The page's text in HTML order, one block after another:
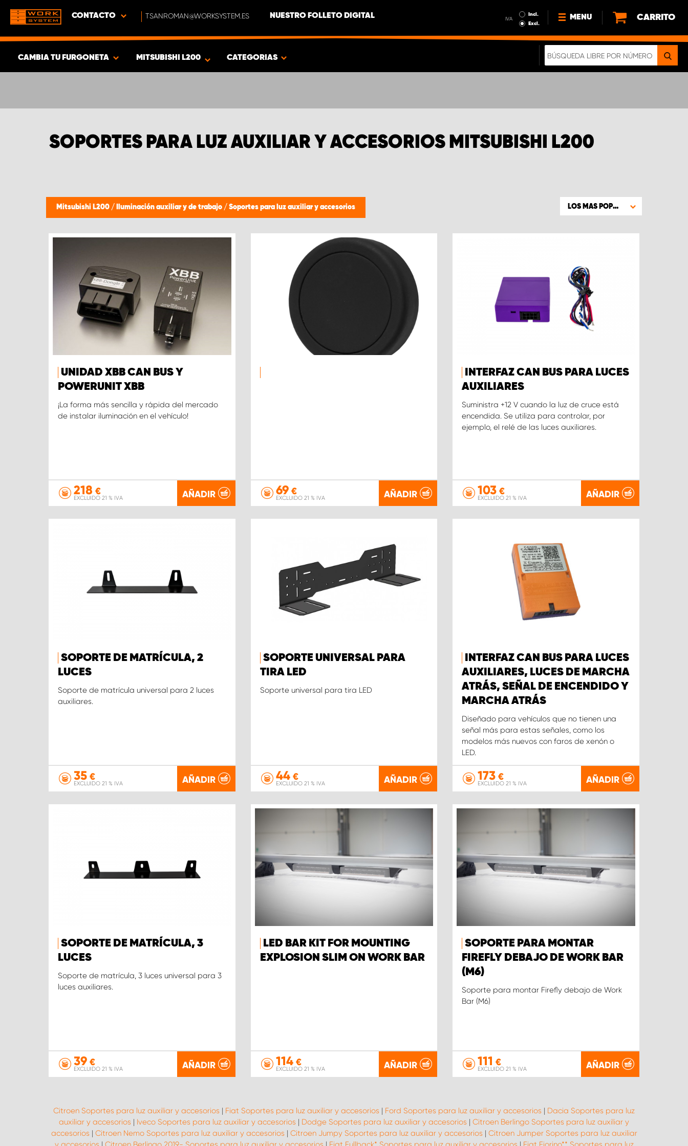
CONTACTO TSANROMAN@WORKSYSTEM.ES NUESTRO FOLLETO DIGITAL IVA
Incl.
Excl.
MENU
NOTICIAS
CARRITO
CAMBIA TU FURGONETA
PRODUCTOS
MITSUBISHI L200 CATEGORIAS
SOPORTES PARA LUZ AUXILIAR Y ACCESORIOS MITSUBISHI L200
Mitsubishi L200 / Iluminación auxiliar y de trabajo / Soportes para luz auxiliar y accesorios LOS MAS POPULARES
UNIDAD XBB CAN BUS Y
POWERUNIT XBB
¡La forma más sencilla y rápida del mercado
de instalar iluminación en el vehículo!
218 €
EXCLUIDO 21 % IVA AÑADIR 69€
EXCLUIDO 21 % IVA AÑADIR
INTERFAZ CAN BUS PARA LUCES
AUXILIARES
Suministra +12 V cuando la luz de cruce está
encendida. Se utiliza para controlar, por
ejemplo, el relé de las luces auxiliares.
103 €
EXCLUIDO 21 % IVA AÑADIR
SOPORTE DE MATRÍCULA, 2
LUCES
Soporte de matrícula universal para 2 luces
auxiliares.
35 €
EXCLUIDO 21 % IVA AÑADIR
SOPORTE UNIVERSAL PARA
TIRA LED
Soporte universal para tira LED
44€
EXCLUIDO 21 % IVA AÑADIR
INTERFAZ CAN BUS PARA LUCES
AUXILIARES, LUCES DE MARCHA
ATRÁS, SEÑAL DE ENCENDIDO Y
MARCHA ATRÁS
Diseñado para vehículos que no tienen una
señal más para estas señales, como los
modelos más nuevos con faros de xenón o
LED.
173 €
EXCLUIDO 21 % IVA AÑADIR
SOPORTE DE MATRÍCULA, 3
LUCES
Soporte de matrícula, 3 luces universal para 3
luces auxiliares.
39 €
EXCLUIDO 21 % IVA AÑADIR
LED BAR KIT FOR MOUNTING
EXPLOSION SLIM ON WORK BAR
114€
EXCLUIDO 21 % IVA AÑADIR
SOPORTE PARA MONTAR
FIREFLY DEBAJO DE WORK BAR
(M6)
Soporte para montar Firefly debajo de Work
Bar (M6)
111 €
EXCLUIDO 21 % IVA AÑADIR
Citroen Soportes para luz auxiliar y accesorios | Fiat Soportes para luz auxiliar y accesorios | Ford Soportes para luz auxiliar y accesorios | Dacia Soportes para luz
auxiliar y accesorios | Iveco Soportes para luz auxiliar y accesorios | Dodge Soportes para luz auxiliar y accesorios | Citroen Berlingo Soportes para luz auxiliar y
accesorios | Citroen Nemo Soportes para luz auxiliar y accesorios | Citroen Jumpy Soportes para luz auxiliar y accesorios | Citroen Jumper Soportes para luz auxiliar